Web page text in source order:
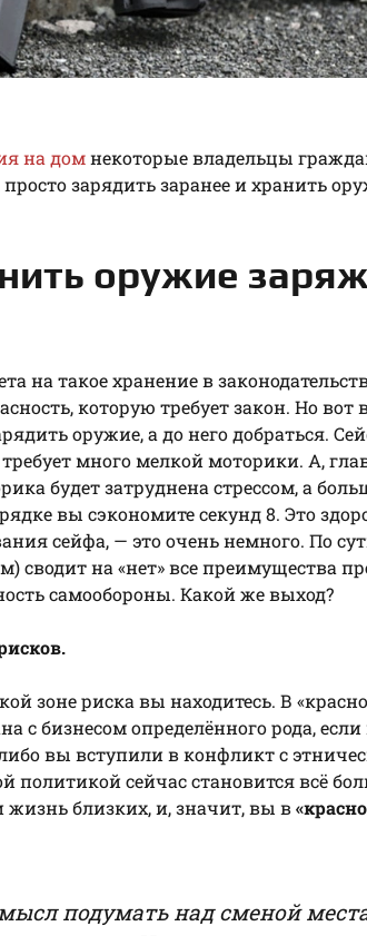
на домнекоторые владельцы
зарядить заранее и хранить
оружие
на такое хранение в
которую требует закон. Но
оружие, а до него добраться.
много мелкой моторики. А,
будет затруднена стрессом, а
вы сэкономите секунд 8. Это
сейфа, — это очень немного. По
сводит на «нет» все преимущества
самообороны. Какой же выход?
зоне риска вы находитесь. В
с бизнесом определённого рода,
вы вступили в конфликт с
сейчас становится всё
жизнь близких, и, значит, вы в
подумать над сменой